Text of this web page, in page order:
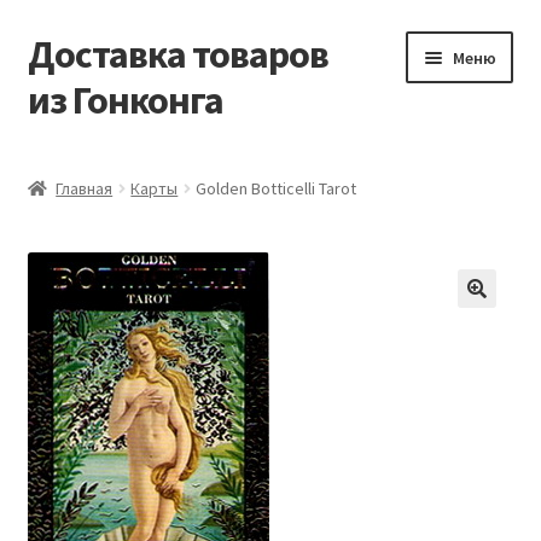
Перейти
к
навигации
Перейти
к
содержимому
Доставка товаров
из Гонконга
Меню
Корзина
Мой аккаунт
Новости
Оптовый склад
Главная Карты Golden Botticelli Tarot